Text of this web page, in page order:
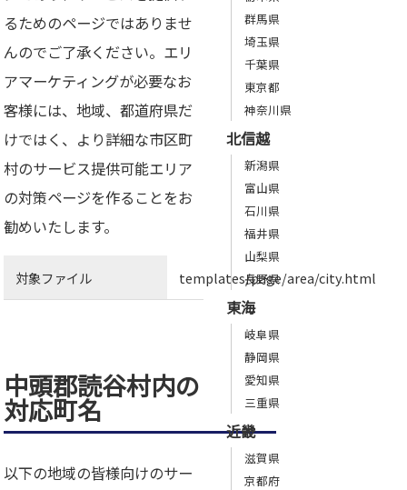
るためのページではありませ
んのでご了承ください。エリ
アマーケティングが必要なお
客様には、地域、都道府県だ
けではく、より詳細な市区町
村のサービス提供可能エリア
の対策ページを作ることをお
勧めいたします。
対象ファイル templates/page/area/city.html
中頭郡読谷村内の
対応町名
以下の地域の皆様向けのサー
群馬県
埼玉県
千葉県
東京都
神奈川県
北信越
新潟県
富山県
石川県
福井県
山梨県
長野県
東海
岐阜県
静岡県
愛知県
三重県
近畿
滋賀県
京都府